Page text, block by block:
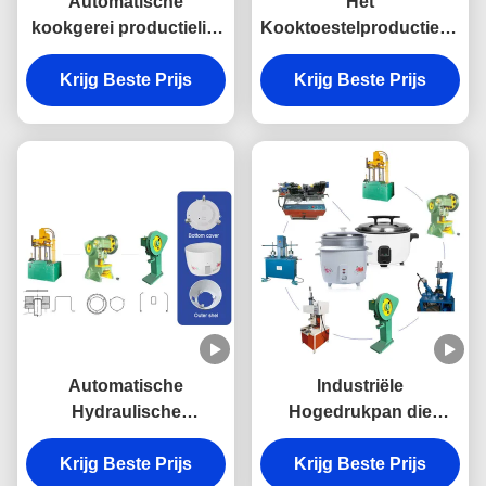
kookgerei productielijn
servomotor roestvrij
staal pot maken
machine drukkoker
Krijg Beste Prijs
Kooktoestelproductielijn
van de trommelrijst
Hydraulisch met Servo
Multifunctionele Motor
Krijg Beste Prijs
Automatische
Hydraulische
Kookgerei-
Productielijnmachine
Krijg Beste Prijs
Industriële
Hogedrukpan die
Machine maken
Hydraulisch voor het
Krijg Beste Prijs